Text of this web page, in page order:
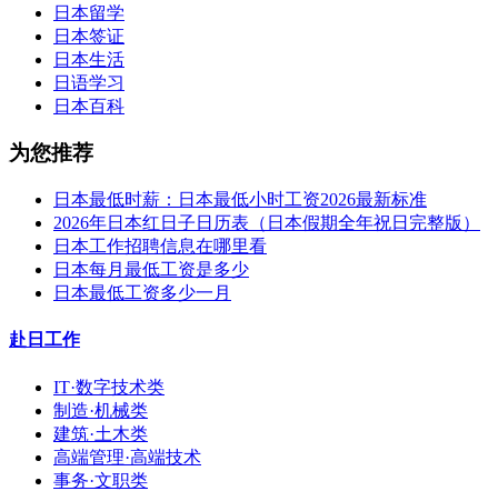
日本留学
日本签证
日本生活
日语学习
日本百科
为您推荐
日本最低时薪：日本最低小时工资2026最新标准
2026年日本红日子日历表（日本假期全年祝日完整版）
日本工作招聘信息在哪里看
日本每月最低工资是多少
日本最低工资多少一月
赴日工作
IT·数字技术类
制造·机械类
建筑·土木类
高端管理·高端技术
事务·文职类